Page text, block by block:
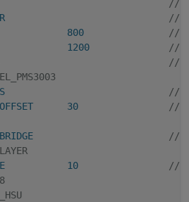
//
//
800
//
1200
//
//
//
//
30
//
// Add
//
//
10
//
// Add
//